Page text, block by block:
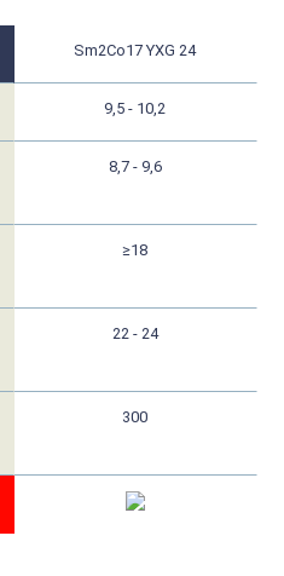
Sm2Co17 YXG 24
9,5 - 10,2
8,7 - 9,6
≥18
22 - 24
300